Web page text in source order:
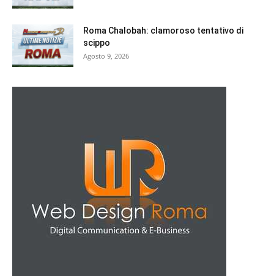
Roma Chalobah: clamoroso tentativo di
scippo
Agosto 9, 2026